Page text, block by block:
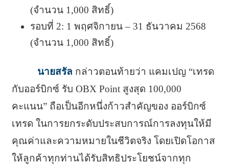
(จำนวน 1,000 สิทธิ์)
รอบที่ 2: 1 พฤศจิกายน – 31 ธันวาคม 2568
(จำนวน 1,000 สิทธิ์)
นายสรัล กล่าวตอนท้ายว่า แคมเปญ “เทรด
กับออร์บิกซ์ รับ OBX Point สูงสุด 100,000
คะแนน” ถือเป็นอีกหนึ่งก้าวสำคัญของ ออร์บิกซ์
เทรด ในการยกระดับประสบการณ์การลงทุนให้มี
คุณค่าและความหมายในชีวิตจริง โดยเปิดโอกาส
ให้ลูกค้าทุกท่านได้รับสิทธิประโยชน์จากทุก